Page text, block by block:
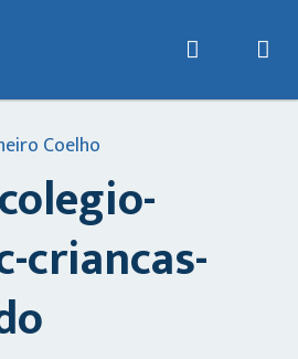
Coelho
criancas-